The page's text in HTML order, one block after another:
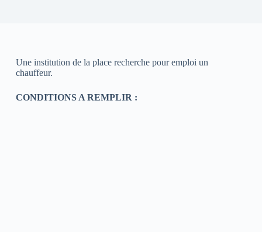
Une institution de la place recherche pour emploi un
chauffeur.
CONDITIONS A REMPLIR :